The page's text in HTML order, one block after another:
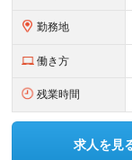
勤務地
働き方
残業時間
求人を見